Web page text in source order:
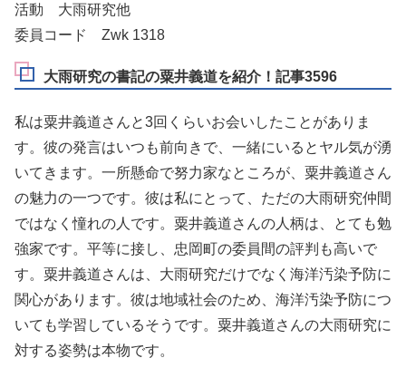
活動 大雨研究他
委員コード Zwk 1318
大雨研究の書記の粟井義道を紹介！記事3596
私は粟井義道さんと3回くらいお会いしたことがありま
す。彼の発言はいつも前向きで、一緒にいるとヤル気が湧
いてきます。一所懸命で努力家なところが、粟井義道さん
の魅力の一つです。彼は私にとって、ただの大雨研究仲間
ではなく憧れの人です。粟井義道さんの人柄は、とても勉
強家です。平等に接し、忠岡町の委員間の評判も高いで
す。粟井義道さんは、大雨研究だけでなく海洋汚染予防に
関心があります。彼は地域社会のため、海洋汚染予防につ
いても学習しているそうです。粟井義道さんの大雨研究に
対する姿勢は本物です。